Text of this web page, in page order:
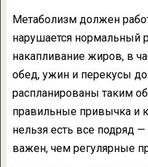
Метаболизм должен
нарушается нормальный
накапливание жиров, в
обед, ужин и перекусы
распланированы таким
правильные привычка и
нельзя есть все подряд
важен, чем регулярные